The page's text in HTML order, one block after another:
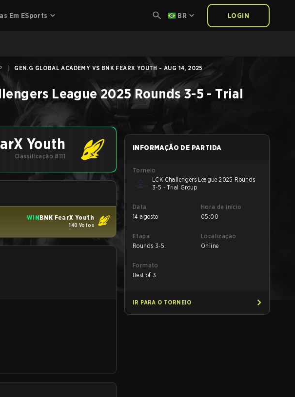
Em ESports BR LOGIN
GEN.G GLOBAL ACADEMY VS BNK FEARX YOUTH - AUG 14, 2025
League 2025 Rounds 3-5 - Trial
Youth
Classificação #111
WINBNK FearX Youth
140 Votos
INFORMAÇÃO DE PARTIDA
Torneio
LCK Challengers League 2025 Rounds
3-5 - Trial Group
Data
14 agosto
Hora de início
05:00
Etapa
Rounds 3-5
Localização
Online
Formato
Best of 3
IR PARA O TORNEIO